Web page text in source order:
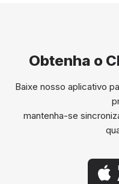
Obtenha o
Baixe nosso aplicativo
mantenha-se